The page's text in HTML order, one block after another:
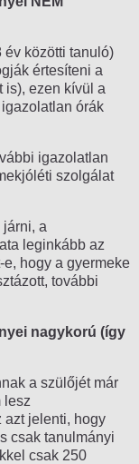
év közötti tanuló)
értesíteni a
is), ezen kívül a
órák
igazolatlan
szolgálat
a
leginkább az
e, hogy a gyermeke
további
nagykorú (így
a szülőjét már
lesz
azt jelenti, hogy
csak tanulmányi
csak 250